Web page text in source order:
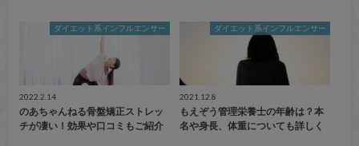
ダイエット系インフルエンサー
2022.2.14
のあちゃんねる骨盤矯正ストレッ
チが凄い！効果や口コミもご紹介
ダイエット系インフルエンサー
2021.12.8
もえぞう管理栄養士の年齢は？本
名や身長、体重についても詳しく